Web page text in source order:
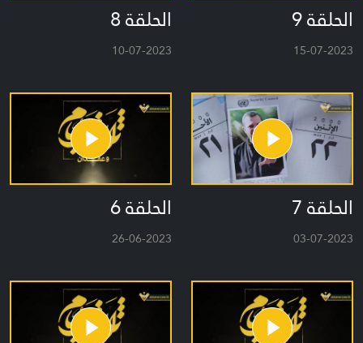
الحلقة 9
15-07-2023
الحلقة 8
10-07-2023
الحلقة 7
03-07-2023
الحلقة 6
26-06-2023